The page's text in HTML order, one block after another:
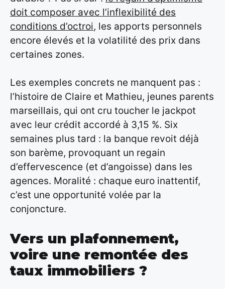
doit composer avec l’inflexibilité des
conditions d’octroi, les apports personnels
encore élevés et la volatilité des prix dans
certaines zones.
Les exemples concrets ne manquent pas :
l’histoire de Claire et Mathieu, jeunes parents
marseillais, qui ont cru toucher le jackpot
avec leur crédit accordé à 3,15 %. Six
semaines plus tard : la banque revoit déjà
son barème, provoquant un regain
d’effervescence (et d’angoisse) dans les
agences. Moralité : chaque euro inattentif,
c’est une opportunité volée par la
conjoncture.
Vers un plafonnement,
voire une remontée des
taux immobiliers ?